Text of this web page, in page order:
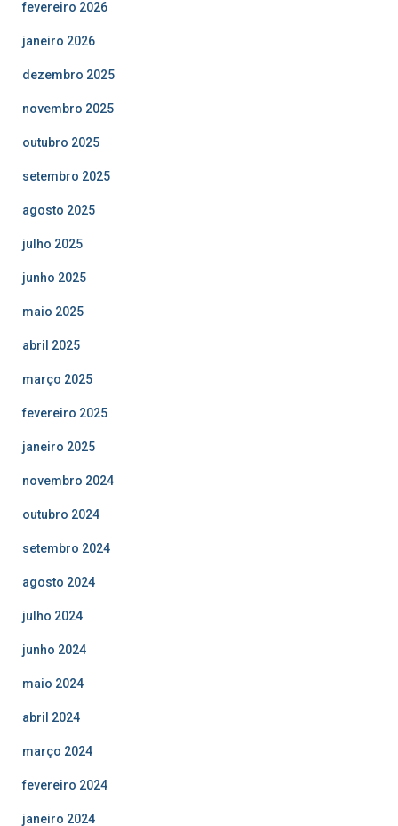
fevereiro 2026
janeiro 2026
dezembro 2025
novembro 2025
outubro 2025
setembro 2025
agosto 2025
julho 2025
junho 2025
maio 2025
abril 2025
março 2025
fevereiro 2025
janeiro 2025
novembro 2024
outubro 2024
setembro 2024
agosto 2024
julho 2024
junho 2024
maio 2024
abril 2024
março 2024
fevereiro 2024
janeiro 2024